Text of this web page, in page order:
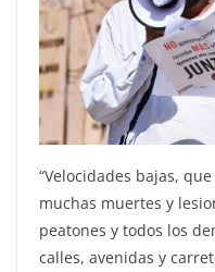
“Velocidades bajas,
muchas muertes y
peatones y todos los
calles, avenidas y